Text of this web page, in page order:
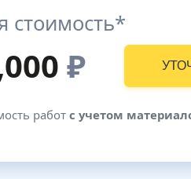
стоимость*
₽
работ с учетом